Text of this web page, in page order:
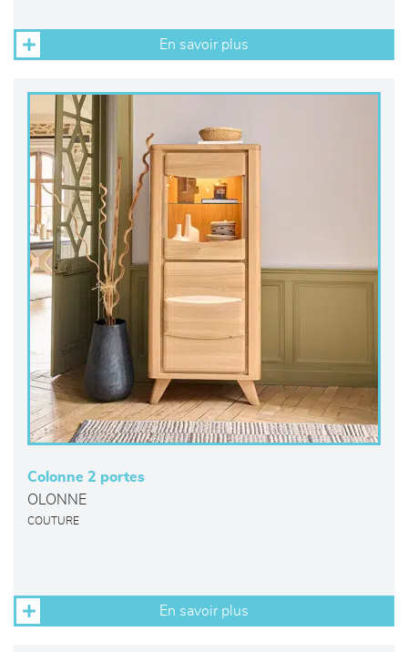
En savoir plus
Colonne 2 portes
OLONNE
COUTURE
En savoir plus